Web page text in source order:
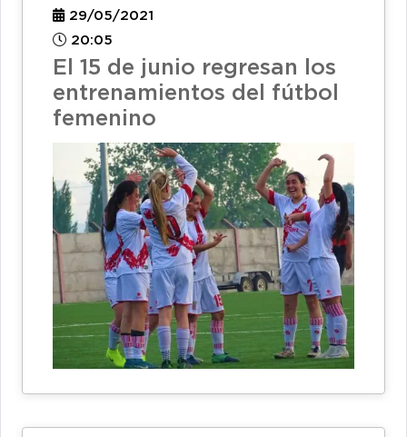
29/05/2021
20:05
El 15 de junio regresan los
entrenamientos del fútbol
femenino